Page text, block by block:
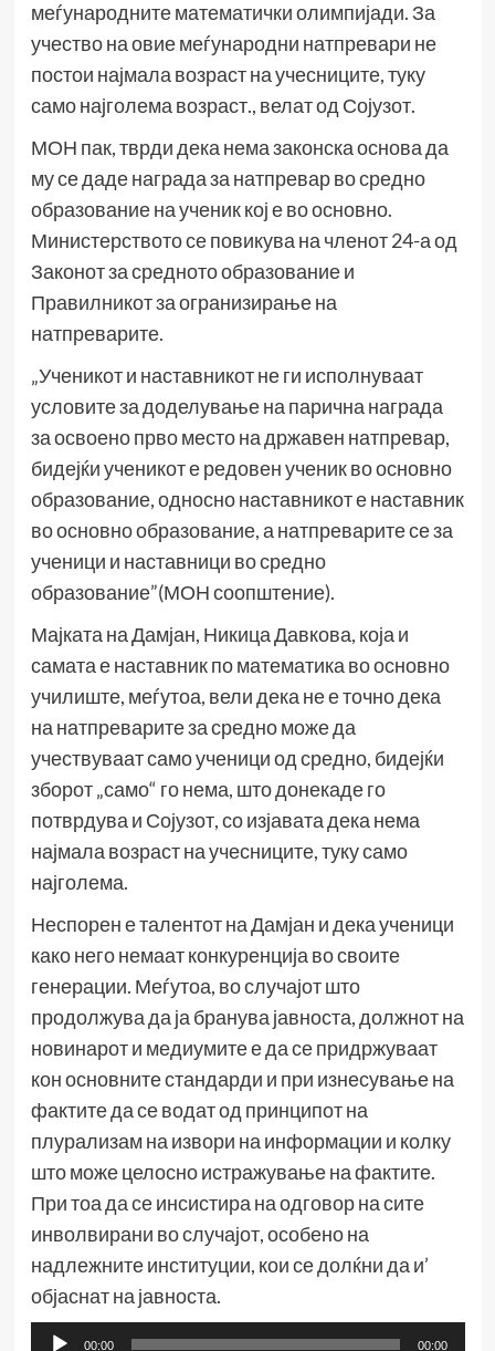
меѓународните математички олимпијади. За
учество на овие меѓународни натпревари не
постои најмала возраст на учесниците, туку
само најголема возраст., велат од Сојузот.
МОН пак, тврди дека нема законска основа да
му се даде награда за натпревар во средно
образование на ученик кој е во основно.
Министерството се повикува на членот 24-а од
Законот за средното образование и
Правилникот за огранизирање на
натпреварите.
„Ученикот и наставникот не ги исполнуваат
условите за доделување на парична награда
за освоено прво место на државен натпревар,
бидејќи ученикот е редовен ученик во основно
образование, односно наставникот е наставник
во основно образование, а натпреварите се за
ученици и наставници во средно
образование”(МОН соопштение).
Мајката на Дамјан, Никица Давкова, која и
самата е наставник по математика во основно
училиште, меѓутоа, вели дека не е точно дека
на натпреварите за средно може да
учествуваат само ученици од средно, бидејќи
зборот „само“ го нема, што донекаде го
потврдува и Сојузот, со изјавата дека нема
најмала возраст на учесниците, туку само
најголема.
Неспорен е талентот на Дамјан и дека ученици
како него немаат конкуренција во своите
генерации. Меѓутоа, во случајот што
продолжува да ја бранува јавноста, должнот на
новинарот и медиумите е да се придржуваат
кон основните стандарди и при изнесување на
фактите да се водат од принципот на
плурализам на извори на информации и колку
што може целосно истражување на фактите.
При тоа да се инсистира на одговор на сите
инволвирани во случајот, особено на
надлежните институции, кои се долќни да и’
објаснат на јавноста.
Аудио00:00 00:00